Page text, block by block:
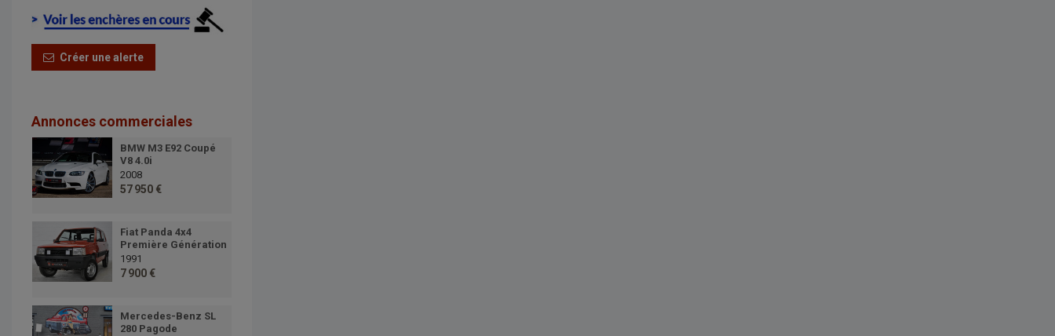
Créer une alerte
Annonces commerciales
BMW M3 E92 Coupé
V8 4.0i
2008
57 950 €
Fiat Panda 4x4
Première Génération
1991
7 900 €
Mercedes-Benz SL
280 Pagode